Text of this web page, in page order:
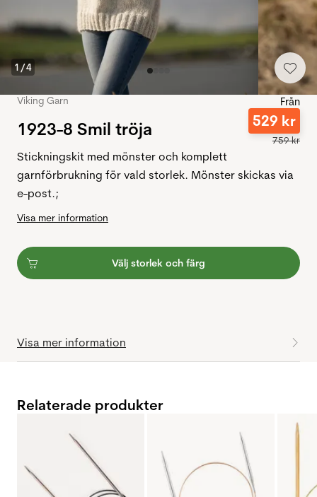
1/4
Viking Garn
1923-8 Smil tröja
Från
529 kr
759kr
Stickningskit med mönster och komplett
garnförbrukning för vald storlek. Mönster skickas via
e-post.;
Visa mer information
Välj storlek och färg
Visa mer information
Relaterade produkter